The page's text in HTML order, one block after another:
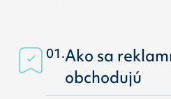
01.Ako sa
obchodujú